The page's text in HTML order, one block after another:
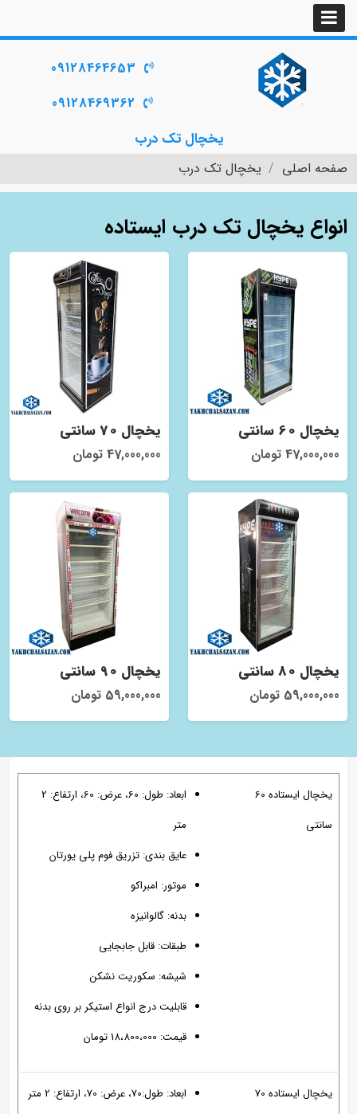
یخچال تک درب
09128464653
09128469362
صفحه اصلی یخچال تک درب
انواع یخچال تک درب ایستاده
یخچال 60 سانتی
47,000,000 تومان
یخچال 70 سانتی
47,000,000 تومان
یخچال 80 سانتی
59,000,000 تومان
یخچال 90 سانتی
59,000,000 تومان
یخچال ایستاده 60
سانتی
ابعاد: طول: 60، عرض: 60، ارتفاع: 2
متر
عایق بندی: تزریق فوم پلی یورتان
موتور: امبراکو
بدنه: گالوانیزه
طبقات: قابل جابجایی
شیشه: سکوریت نشکن
قابلیت درج انواع استیکر بر روی بدنه
قیمت: 18،800،000 تومان
یخچال ایستاده 70
ابعاد: طول:70، عرض: 70، ارتفاع: 2 متر